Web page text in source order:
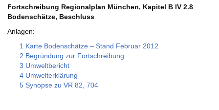
Fortschreibung Regionalplan München, Kapitel B IV 2.8
Bodenschätze, Beschluss
Anlagen:
1 Karte Bodenschätze – Stand Februar 2012
2 Begründung zur Fortschreibung
3 Umweltbericht
4 Umwelterklärung
5 Synopse zu VR 82, 704